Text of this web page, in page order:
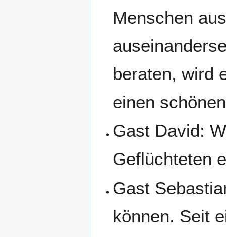
Menschen
beraten, wird
einen
Gast David:
Geflüchteten
Gast
können. Seit